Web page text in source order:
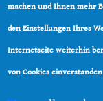
teilen
machen und Ihnen mehr
den Einstellungen Ihres
Internetseite weiterhin
von Cookies